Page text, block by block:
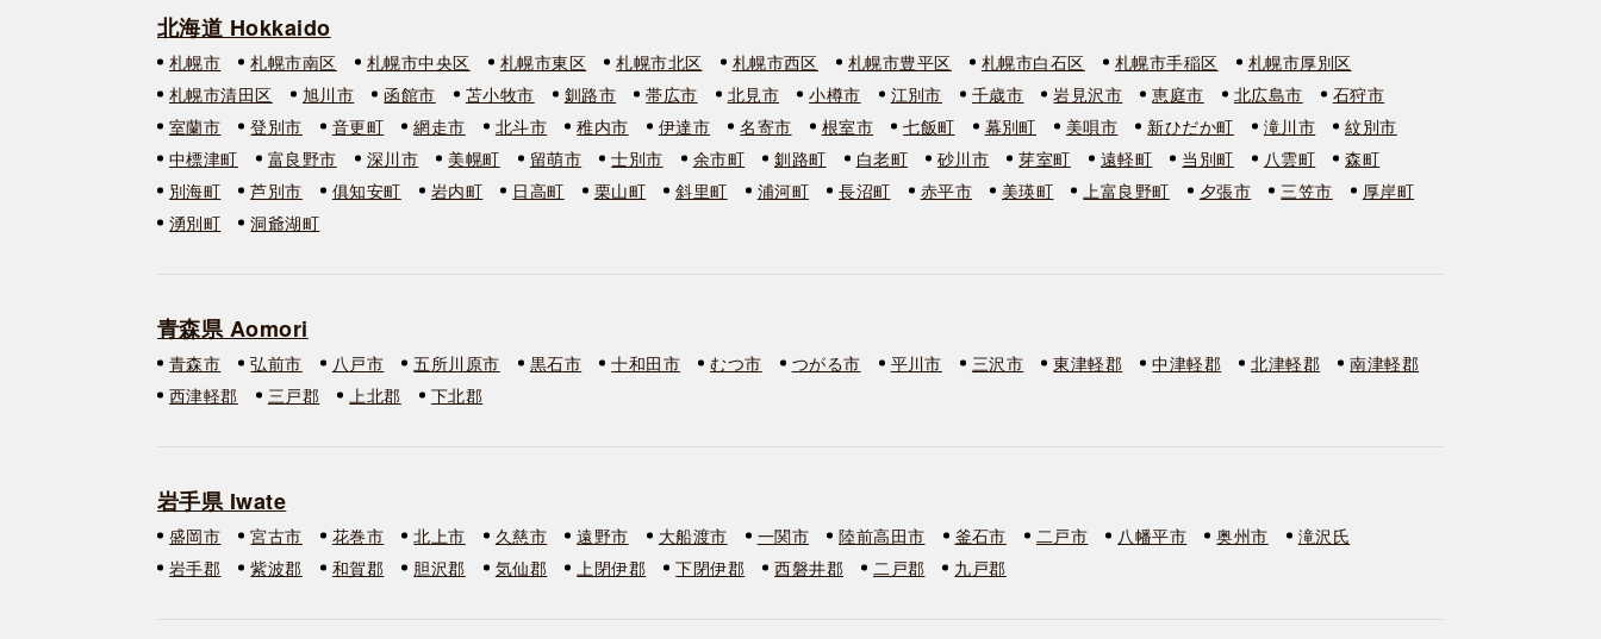
北海道 Hokkaido
札幌市 札幌市南区 札幌市中央区 札幌市東区 札幌市北区 札幌市西区 札幌市豊平区 札幌市白石区 札幌市手稲区
札幌市厚別区
札幌市清田区
旭川市 函館市 苫小牧市 釧路市 帯広市 北見市 小樽市 江別市 千歳市 岩見沢市 恵庭市 北広島市
石狩市
室蘭市
登別市 音更町 網走市 北斗市 稚内市 伊達市 名寄市 根室市 七飯町 幕別町 美唄市 新ひだか町 滝川市
紋別市
中標津町
富良野市 深川市 美幌町 留萌市 士別市 余市町 釧路町 白老町 砂川市 芽室町 遠軽町 当別町 八雲町
森町
別海町
芦別市 俱知安町 岩内町 日高町 栗山町 斜里町 浦河町 長沼町 赤平市 美瑛町 上富良野町 夕張市 三笠市
厚岸町
湧別町
洞爺湖町
青森県 Aomori
青森市 弘前市 八戸市 五所川原市 黒石市 十和田市 むつ市 つがる市 平川市 三沢市 東津軽郡 中津軽郡 北津軽郡
南津軽郡
西津軽郡
三戸郡 上北郡 下北郡
岩手県 Iwate
盛岡市 宮古市 花巻市 北上市 久慈市 遠野市 大船渡市 一関市 陸前高田市 釜石市 二戸市 八幡平市 奥州市
滝沢氏
岩手郡
紫波郡 和賀郡 胆沢郡 気仙郡 上閉伊郡 下閉伊郡 西磐井郡 二戸郡 九戸郡